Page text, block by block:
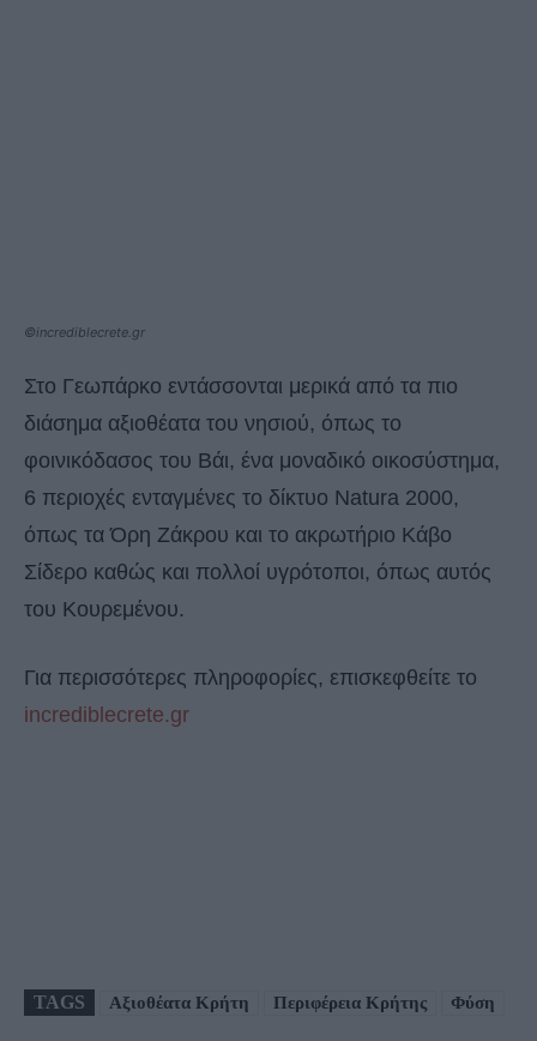
©incrediblecrete.gr
Στο Γεωπάρκο εντάσσονται μερικά από τα πιο
διάσημα αξιοθέατα του νησιού, όπως το
φοινικόδασος του Βάι, ένα μοναδικό οικοσύστημα,
6 περιοχές ενταγμένες το δίκτυο Natura 2000,
όπως τα Όρη Ζάκρου και το ακρωτήριο Κάβο
Σίδερο καθώς και πολλοί υγρότοποι, όπως αυτός
του Κουρεμένου.
Για περισσότερες πληροφορίες, επισκεφθείτε το
incrediblecrete.gr
TAGS Αξιοθέατα Κρήτη Περιφέρεια Κρήτης Φύση